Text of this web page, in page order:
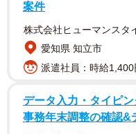
案件
株式会社ヒューマンスタ
愛知県 知立市
派遣社員：時給
データ入力・タイピ
事務年末調整の確認&